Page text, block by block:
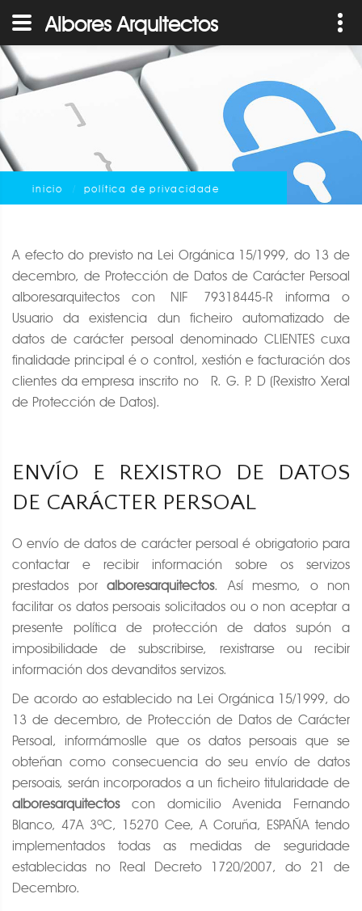
Albores Arquitectos
inicio política de privacidade
A efecto do previsto na Lei Orgánica 15/1999, do 13 de
decembro, de Protección de Datos de Carácter Persoal
alboresarquitectos con NIF 79318445-R informa o
Usuario da existencia dun ficheiro automatizado de
datos de carácter persoal denominado CLIENTES cuxa
finalidade principal é o control, xestión e facturación dos
clientes da empresa inscrito no R. G. P. D (Rexistro Xeral
de Protección de Datos).
ENVÍO E REXISTRO DE DATOS
DE CARÁCTER PERSOAL
O envío de datos de carácter persoal é obrigatorio para
contactar e recibir información sobre os servizos
prestados por alboresarquitectos. Así mesmo, o non
facilitar os datos persoais solicitados ou o non aceptar a
presente política de protección de datos supón a
imposibilidade de subscribirse, rexistrarse ou recibir
información dos devanditos servizos.
De acordo ao establecido na Lei Orgánica 15/1999, do
13 de decembro, de Protección de Datos de Carácter
Persoal, informámoslle que os datos persoais que se
obteñan como consecuencia do seu envío de datos
persoais, serán incorporados a un ficheiro titularidade de
alboresarquitectoscon domicilio Avenida Fernando
Blanco, 47A 3ºC, 15270 Cee, A Coruña, ESPAÑA tendo
implementados todas as medidas de seguridade
establecidas no Real Decreto 1720/2007, do 21 de
Decembro.